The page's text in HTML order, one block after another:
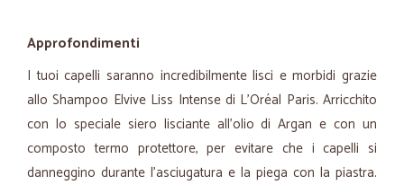
Approfondimenti
I tuoi capelli saranno incredibilmente lisci e morbidi grazie
allo Shampoo Elvive Liss Intense di L'Oréal Paris. Arricchito
con lo speciale siero lisciante all'olio di Argan e con un
composto termo protettore, per evitare che i capelli si
danneggino durante l'asciugatura e la piega con la piastra.